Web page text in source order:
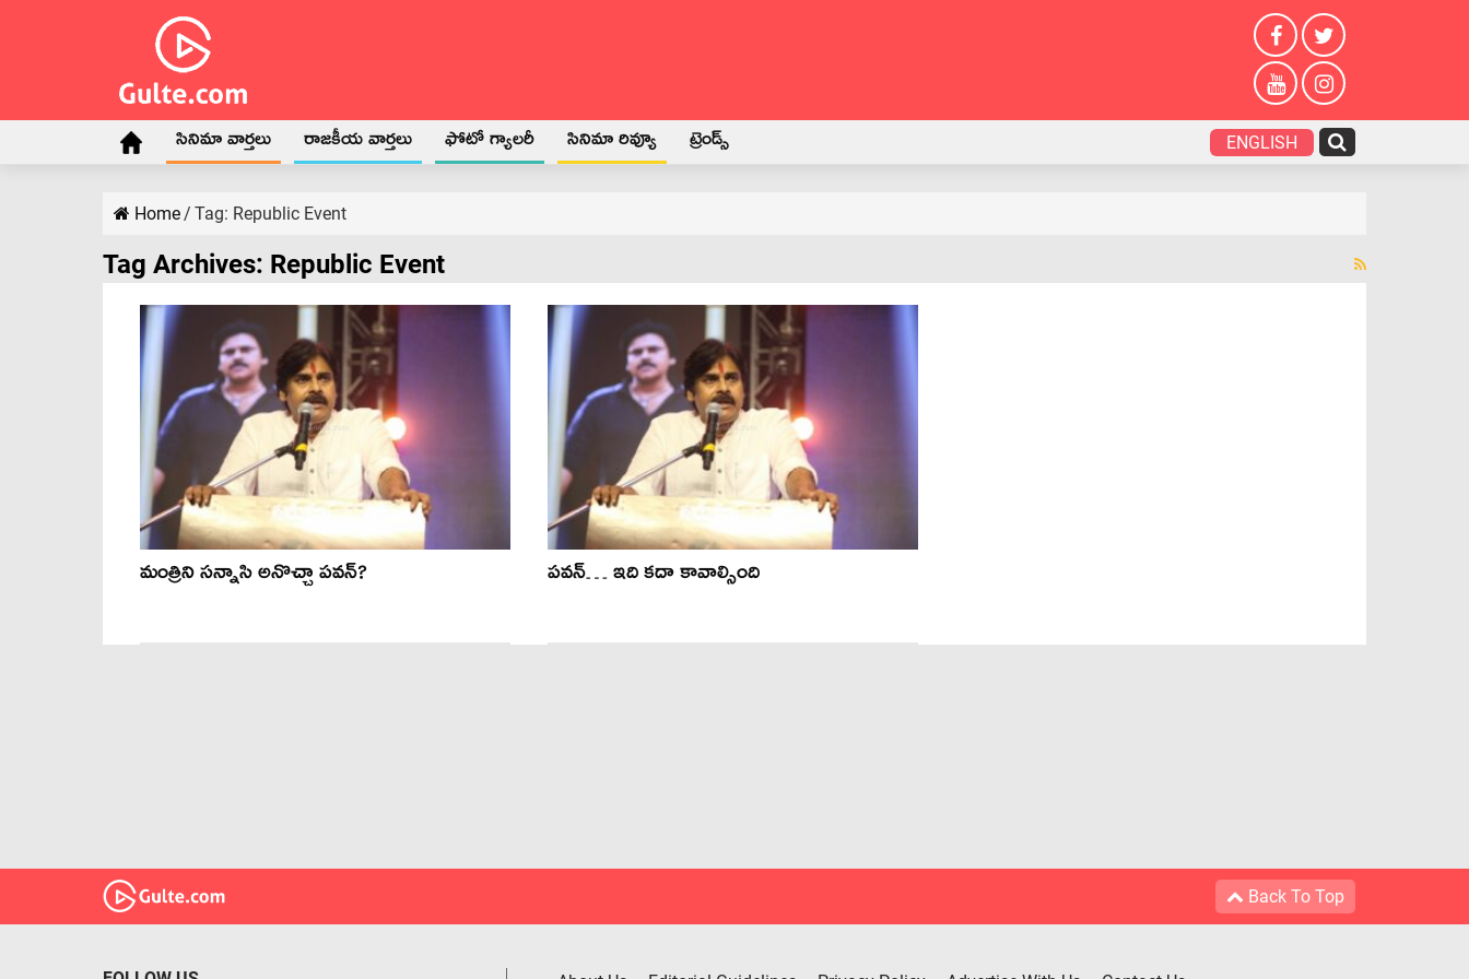
సినిమా వార్తలు రాజకీయ వార్తలు ఫోటో గ్యాలరీ సినిమా రివ్యూ ట్రెండ్స్ ENGLISH
Home/ Tag: Republic Event
Tag Archives: Republic Event
మంత్రిని సన్నాసి అనొచ్చా పవన్? పవన్… ఇది కదా కావాల్సింది
Back To Top